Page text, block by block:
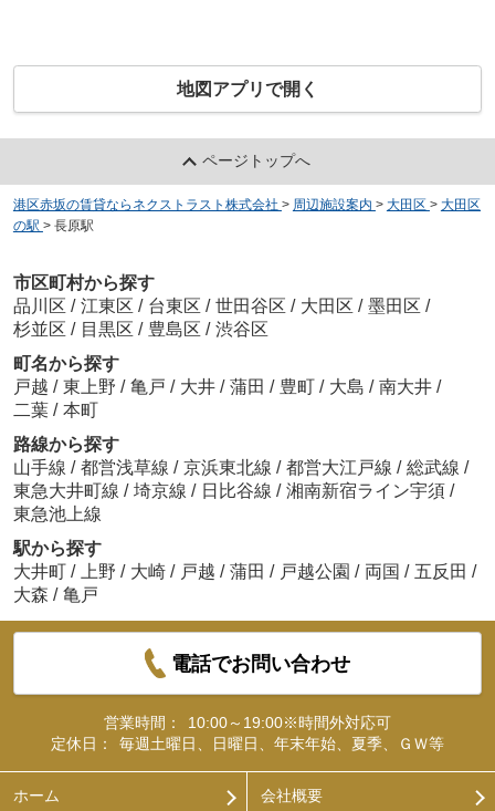
地図アプリで開く
ページトップへ
港区赤坂の賃貸ならネクストラスト株式会社 > 周辺施設案内 > 大田区 > 大田区
の駅 > 長原駅
市区町村から探す
品川区 / 江東区 / 台東区 / 世田谷区 / 大田区 / 墨田区 /
杉並区 / 目黒区 / 豊島区 / 渋谷区
町名から探す
戸越 / 東上野 / 亀戸 / 大井 / 蒲田 / 豊町 / 大島 / 南大井 /
二葉 / 本町
路線から探す
山手線 / 都営浅草線 / 京浜東北線 / 都営大江戸線 / 総武線 /
東急大井町線 / 埼京線 / 日比谷線 / 湘南新宿ライン宇須 /
東急池上線
駅から探す
大井町 / 上野 / 大崎 / 戸越 / 蒲田 / 戸越公園 / 両国 / 五反田 /
大森 / 亀戸
電話でお問い合わせ
営業時間：
10:00～19:00※時間外対応可
定休日：
毎週土曜日、日曜日、年末年始、夏季、ＧＷ等
ホーム 会社概要